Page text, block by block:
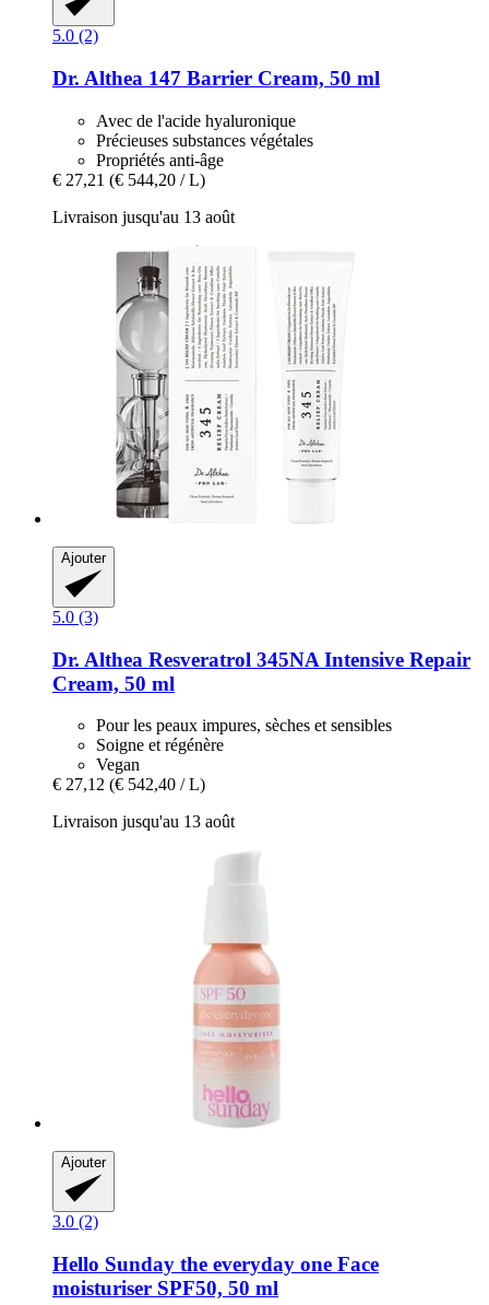
5.0 (2)
Dr. Althea 147 Barrier Cream, 50 ml
Avec de l'acide hyaluronique
Précieuses substances végétales
Propriétés anti-âge
€ 27,21 (€ 544,20 / L)
Livraison jusqu'au 13 août
Ajouter
5.0 (3)
Dr. Althea Resveratrol 345NA Intensive Repair
Cream, 50 ml
Pour les peaux impures, sèches et sensibles
Soigne et régénère
Vegan
€ 27,12 (€ 542,40 / L)
Livraison jusqu'au 13 août
Ajouter
3.0 (2)
Hello Sunday the everyday one Face
moisturiser SPF50, 50 ml